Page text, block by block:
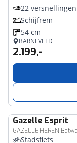
22 versnellingen
Schijfrem
54 cm
BARNEVELD
2.199,-
Gazelle Esprit
GAZELLE HEREN
Stadsfiets